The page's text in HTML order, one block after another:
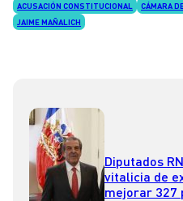
ACUSACIÓN CONSTITUCIONAL CÁMARA
JAIME MAÑALICH
Diputados
vitalicia de
mejorar 327